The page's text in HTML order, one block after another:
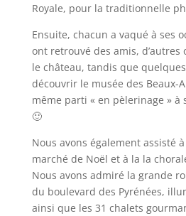
Royale, pour la traditionnelle
Ensuite, chacun a vaqué à ses
ont retrouvé des amis, d’autres
le château, tandis que
découvrir le musée des Beaux-
même parti « en pèlerinage » à
🙂
Nous avons également assisté
marché de Noël et à la la
Nous avons admiré la grande
du boulevard des Pyrénées,
ainsi que les 31 chalets